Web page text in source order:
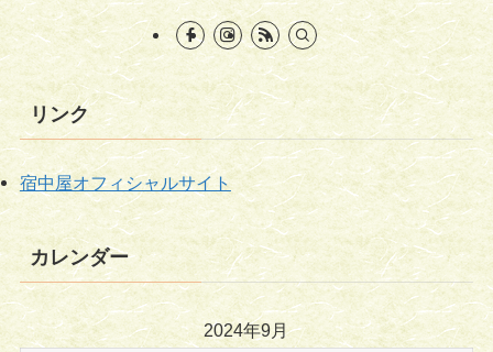
リンク
宿中屋オフィシャルサイト
カレンダー
2024年9月